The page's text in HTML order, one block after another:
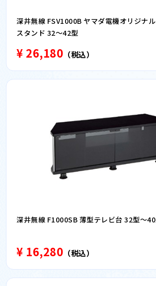
深井無線 FSV1000B ヤマダ電機オリジナ
スタンド 32〜42型
¥ 26,180 （税込）
深井無線 F1000SB 薄型テレビ台 32型〜
¥ 16,280 （税込）